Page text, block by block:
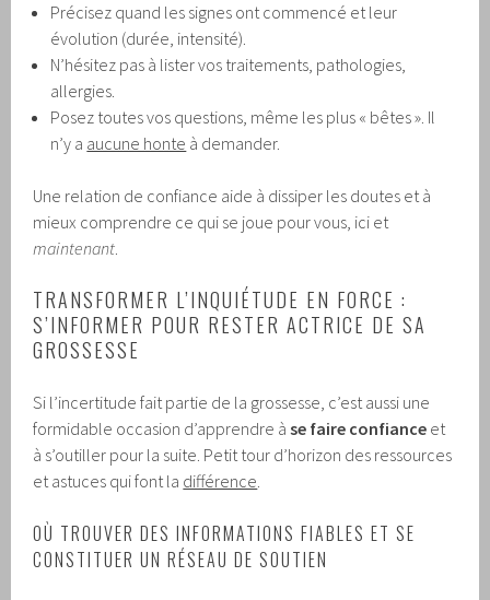
Précisez quand les signes ont commencé et leur
évolution (durée, intensité).
N’hésitez pas à lister vos traitements, pathologies,
allergies.
Posez toutes vos questions, même les plus « bêtes ». Il
n’y a aucune honte à demander.
Une relation de confiance aide à dissiper les doutes et à
mieux comprendre ce qui se joue pour vous, ici et
maintenant.
TRANSFORMER L’INQUIÉTUDE EN FORCE :
S’INFORMER POUR RESTER ACTRICE DE SA
GROSSESSE
Si l’incertitude fait partie de la grossesse, c’est aussi une
formidable occasion d’apprendre àse faire confiance et
à s’outiller pour la suite. Petit tour d’horizon des ressources
et astuces qui font la différence.
OÙ TROUVER DES INFORMATIONS FIABLES ET SE
CONSTITUER UN RÉSEAU DE SOUTIEN